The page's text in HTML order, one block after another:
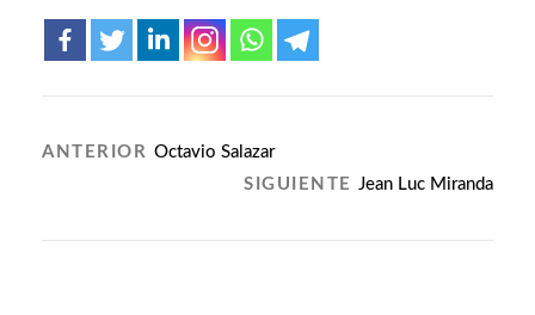
ANTERIOR Octavio Salazar
SIGUIENTE Jean Luc Miranda